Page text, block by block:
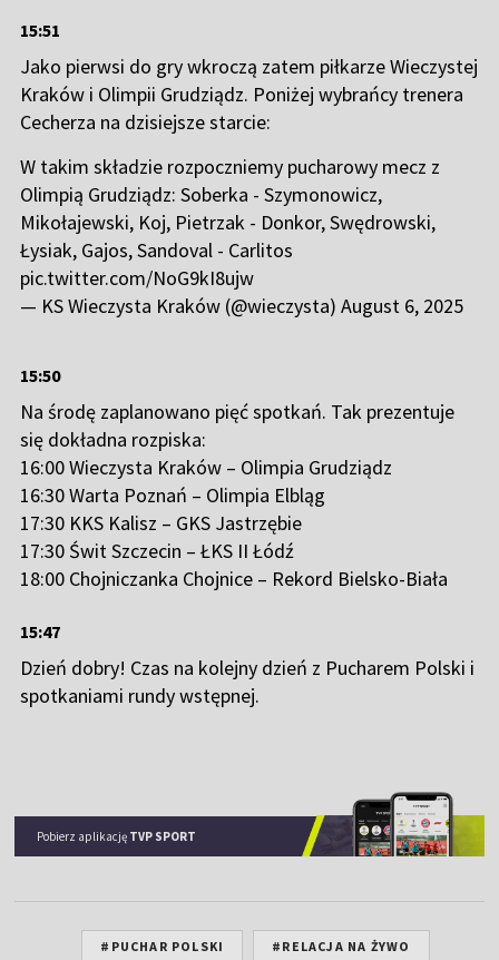
15:51
Jako pierwsi do gry wkroczą zatem piłkarze Wieczystej
Kraków i Olimpii Grudziądz. Poniżej wybrańcy trenera
Cecherza na dzisiejsze starcie:
W takim składzie rozpoczniemy pucharowy mecz z
Olimpią Grudziądz: Soberka - Szymonowicz,
Mikołajewski, Koj, Pietrzak - Donkor, Swędrowski,
Łysiak, Gajos, Sandoval - Carlitos
pic.twitter.com/NoG9kI8ujw
— KS Wieczysta Kraków (@wieczysta)August 6, 2025
15:50
Na środę zaplanowano pięć spotkań. Tak prezentuje
się dokładna rozpiska:
16:00 Wieczysta Kraków – Olimpia Grudziądz
16:30 Warta Poznań – Olimpia Elbląg
17:30 KKS Kalisz – GKS Jastrzębie
17:30 Świt Szczecin – ŁKS II Łódź
18:00 Chojniczanka Chojnice – Rekord Bielsko-Biała
15:47
Dzień dobry! Czas na kolejny dzień z Pucharem Polski i
spotkaniami rundy wstępnej.
Pobierz aplikację TVP SPORT
#PUCHAR POLSKI #RELACJA NA ŻYWO